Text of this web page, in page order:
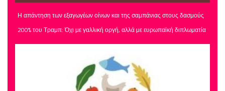
Η απάντηση των εξαγωγέων οίνων και της σαμπάνιας στους δασμούς
200% του Τραμπ: Όχι με γαλλική οργή, αλλά με ευρωπαϊκή διπλωματία